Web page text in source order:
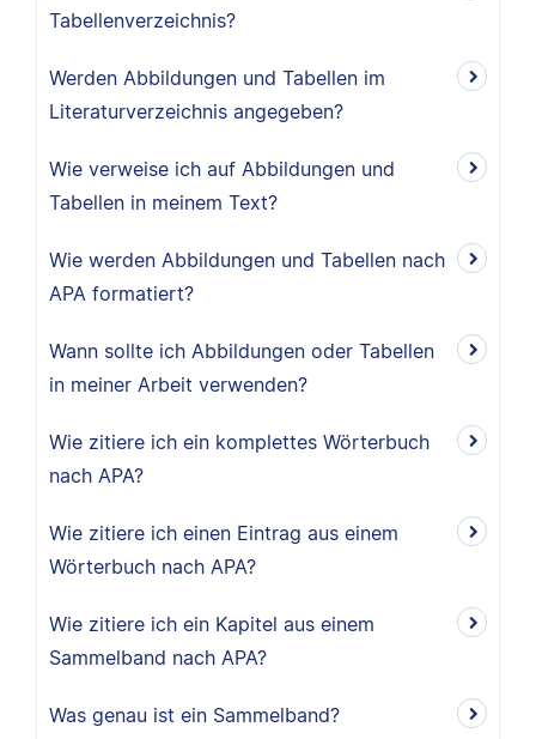
Tabellenverzeichnis?
Werden Abbildungen und Tabellen im
Literaturverzeichnis angegeben?
Wie verweise ich auf Abbildungen und
Tabellen in meinem Text?
Wie werden Abbildungen und Tabellen nach
APA formatiert?
Wann sollte ich Abbildungen oder Tabellen
in meiner Arbeit verwenden?
Wie zitiere ich ein komplettes Wörterbuch
nach APA?
Wie zitiere ich einen Eintrag aus einem
Wörterbuch nach APA?
Wie zitiere ich ein Kapitel aus einem
Sammelband nach APA?
Was genau ist ein Sammelband?